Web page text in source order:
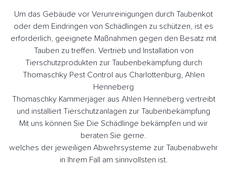
Um das Gebäude vor Verunreinigungen durch Taubenkot
oder dem Eindringen von Schädlingen zu schützen, ist es
erforderlich, geeignete Maßnahmen gegen den Besatz mit
Tauben zu treffen. Vertrieb und Installation von
Tierschutzprodukten zur Taubenbekämpfung durch
Thomaschky Pest Control aus Charlottenburg, Ahlen
Henneberg
Thomaschky Kammerjäger aus Ahlen Henneberg vertreibt
und installiert Tierschutzanlagen zur Taubenbekämpfung
Mit uns können Sie Die Schädlinge bekämpfen und wir
beraten Sie gerne.
welches der jeweiligen Abwehrsysteme zur Taubenabwehr
in Ihrem Fall am sinnvollsten ist.